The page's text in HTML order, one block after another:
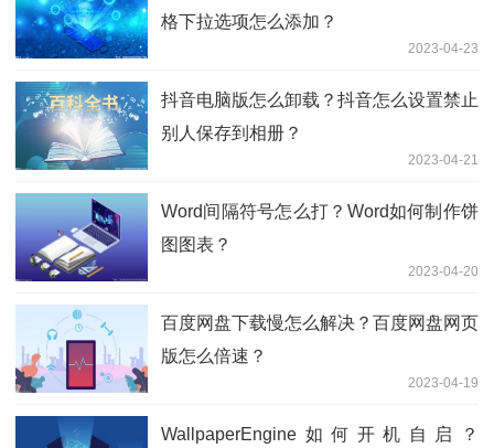
格下拉选项怎么添加？
2023-04-23
抖音电脑版怎么卸载？抖音怎么设置禁止
别人保存到相册？
2023-04-21
Word间隔符号怎么打？Word如何制作饼
图图表？
2023-04-20
百度网盘下载慢怎么解决？百度网盘网页
版怎么倍速？
2023-04-19
WallpaperEngine如何开机自启？